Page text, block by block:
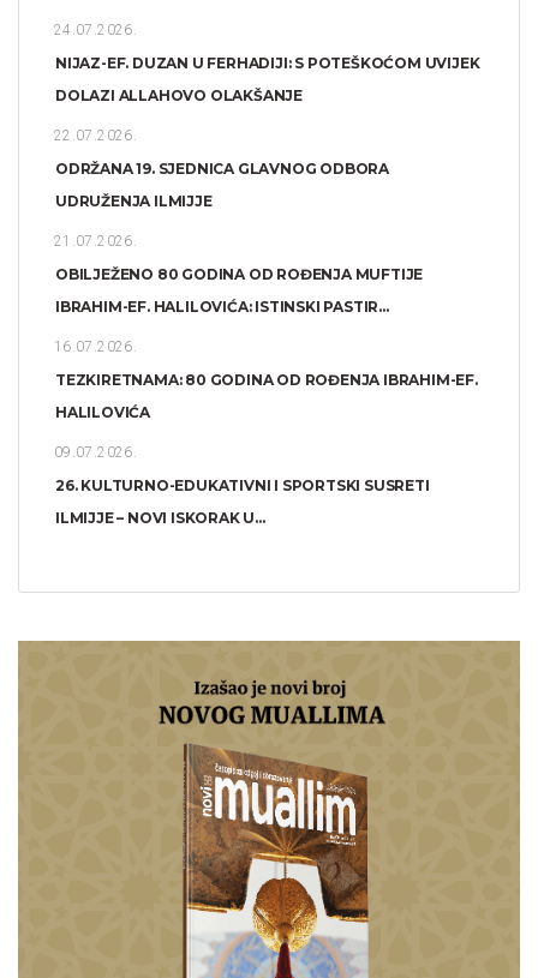
24.07.2026.
NIJAZ-EF. DUZAN U FERHADIJI: S POTEŠKOĆOM UVIJEK
DOLAZI ALLAHOVO OLAKŠANJE
22.07.2026.
ODRŽANA 19. SJEDNICA GLAVNOG ODBORA
UDRUŽENJA ILMIJJE
21.07.2026.
OBILJEŽENO 80 GODINA OD ROĐENJA MUFTIJE
IBRAHIM-EF. HALILOVIĆA: ISTINSKI PASTIR...
16.07.2026.
TEZKIRETNAMA: 80 GODINA OD ROĐENJA IBRAHIM-EF.
HALILOVIĆA
09.07.2026.
26. KULTURNO-EDUKATIVNI I SPORTSKI SUSRETI
ILMIJJE – NOVI ISKORAK U...